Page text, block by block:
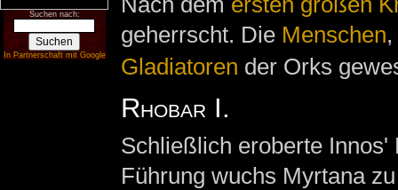
Suchen nach:
In Partnerschaft mit Google
geherrscht. Die Menschen
Gladiatoren der Orks
Rhobar I.
Schließlich eroberte
Führung wuchs Myrtana